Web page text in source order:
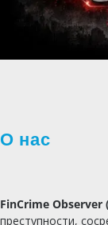
О нас
FinCrime Observer
преступности,